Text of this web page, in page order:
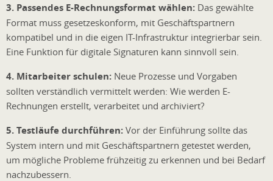
3. Passendes E-Rechnungsformat wählen: Das gewählte
Format muss gesetzeskonform, mit Geschäftspartnern
kompatibel und in die eigen IT-Infrastruktur integrierbar sein.
Eine Funktion für digitale Signaturen kann sinnvoll sein.
4. Mitarbeiter schulen: Neue Prozesse und Vorgaben
sollten verständlich vermittelt werden: Wie werden E-
Rechnungen erstellt, verarbeitet und archiviert?
5. Testläufe durchführen: Vor der Einführung sollte das
System intern und mit Geschäftspartnern getestet werden,
um mögliche Probleme frühzeitig zu erkennen und bei Bedarf
nachzubessern.